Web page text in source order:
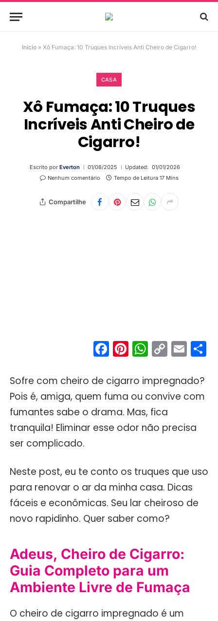
Início » Xô Fumaça: 10 Truques Incríveis Anti Cheiro de Cigarro!
CASA
Xô Fumaça: 10 Truques
Incríveis Anti Cheiro de
Cigarro!
Escrito por Everton 01/08/2025 Updated: 01/01/2026
Nenhum comentário
Tempo de Leitura 17 Mins
Compartilhe
Facebook
Pinterest
Copy
Link
Sofre com cheiro de cigarro impregnado?
Pois é, amiga, quem fuma ou convive com
fumantes sabe o drama. Mas, fica
tranquila! Eliminar esse odor não precisa
ser complicado.
Neste post, eu te conto os truques que uso
para renovar o ar da minha casa. Dicas
fáceis e econômicas. Seu lar cheiroso de
novo rapidinho. Quer saber como?
Adeus, Cheiro de Cigarro:
Guia Completo para um
Ambiente Livre de Fumaça
O cheiro de cigarro impregnado é um